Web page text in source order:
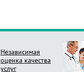
Независимая
оценка качества
услуг